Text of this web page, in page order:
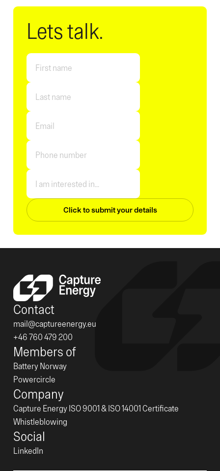
Lets talk.
Contact
mail@captureenergy.eu
+46 760 479 200
Members of
Battery Norway
Powercircle
Company
Capture Energy ISO 9001 & ISO 14001 Certificate
Whistleblowing
Social
LinkedIn